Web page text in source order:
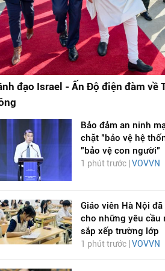
đạo Israel - Ấn Độ điện đàm về
Bảo đảm an ninh
chặt "bảo vệ hệ
"bảo vệ con người"
1 phút trước | VOVVN
Giáo viên Hà Nội
cho những yêu cầu
sắp xếp trường lớp
1 phút trước | VOVVN